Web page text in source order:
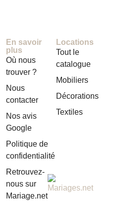
Locations
Tout le
catalogue
Mobiliers
Décorations
Textiles
En savoir
plus
Où nous
trouver ?
Nous
contacter
Nos avis
Google
Politique de
confidentialité
Retrouvez-
nous sur
Mariage.net